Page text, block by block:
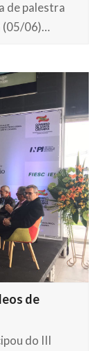
de palestra
(05/06)…
de
do III